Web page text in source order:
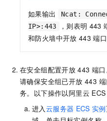
如果输出
Ncat:
IP>:443
，则表明 443
和防火墙中开放 443 端口
在安全组配置开放 443 端口
请确保安全组已开放 443
务。以下操作以阿里云 ECS
进入 云服务器 ECS 实例